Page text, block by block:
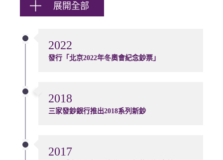
展開全部
2022
發行「北京2022年冬奧會紀念鈔票」
2018
三家發鈔銀行推出2018系列新鈔
2017